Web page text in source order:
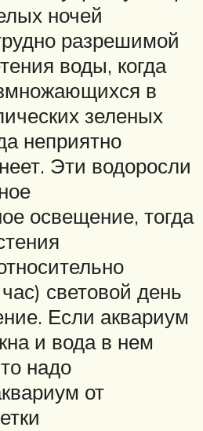
ночей
разрешимой
воды, когда
в
зеленых
неприятно
Эти водоросли
освещение, тогда
световой день
Если аквариум
и вода в нем
надо
от